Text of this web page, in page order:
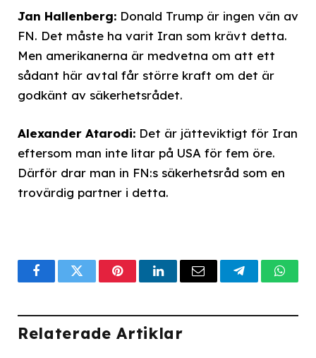
Jan Hallenberg: Donald Trump är ingen vän av
FN. Det måste ha varit Iran som krävt detta.
Men amerikanerna är medvetna om att ett
sådant här avtal får större kraft om det är
godkänt av säkerhetsrådet.
Alexander Atarodi: Det är jätteviktigt för Iran
eftersom man inte litar på USA för fem öre.
Därför drar man in FN:s säkerhetsråd som en
trovärdig partner i detta.
FacebookTwitterPinterestLinkedInEmail Telegram
Relaterade Artiklar